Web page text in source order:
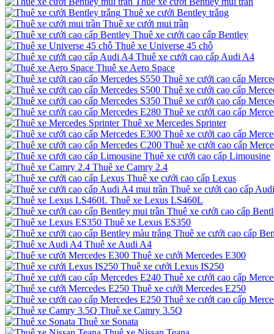
Thuê xe cưới Bentley trắng
Thuê xe cưới mui trần
Thuê xe cưới cao cấp Bentley
Thuê xe Universe 45 chỗ
Thuê xe cưới cao cấp Audi A4
Thuê xe Aero Space
Thuê xe cưới cao cấp
Thuê xe cưới cao cấp
Thuê xe cưới cao cấp
Thuê xe cưới cao cấp
Thuê xe Mercedes Sprinter
Thuê xe cưới cao cấp
Thuê xe cưới cao cấp
Thuê xe cưới cao cấp Limousine
Thuê xe Camry 2.4
Thuê xe cưới cao cấp Lexus
Thuê xe cưới cao cấp
Thuê xe Lexus LS460L
Thuê xe cưới cao cấp
Thuê xe Lexus ES350
Thuê xe cưới cao cấp
Thuê xe Audi A4
Thuê xe cưới Mercedes E300
Thuê xe cưới Lexus IS250
Thuê xe cưới cao cấp
Thuê xe cưới Mercedes E250
Thuê xe cưới cao cấp
Thuê xe Camry 3.5Q
Thuê xe Sonata